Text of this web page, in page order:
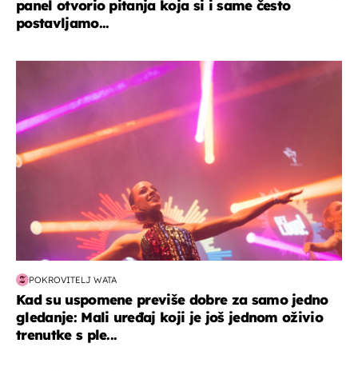
panel otvorio pitanja koja si i same često
postavljamo...
POKROVITELJ WATA
Kad su uspomene previše dobre za samo jedno
gledanje: Mali uređaj koji je još jednom oživio
trenutke s ple...